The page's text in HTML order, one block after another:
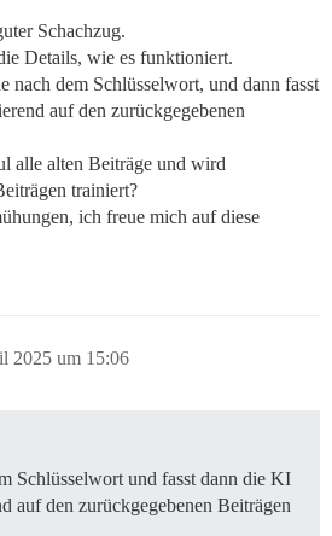
Schachzug.
Details, wie es funktioniert.
nach dem Schlüsselwort, und dann fasst
auf den zurückgegebenen
alle alten Beiträge und wird
trainiert?
ich freue mich auf diese
2025 um 15:06
Schlüsselwort und fasst dann die KI
auf den zurückgegebenen Beiträgen